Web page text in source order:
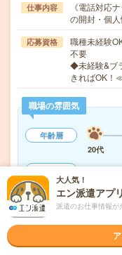
仕事内容
《電話対応
の開封・個
応募資格
職種未経験
不要
◆未経験&ブ
きればOK！
職場の雰囲気
年齢層
20代
気になる!
大人気！
エン派遣アプリ
派遣のお仕事情報が